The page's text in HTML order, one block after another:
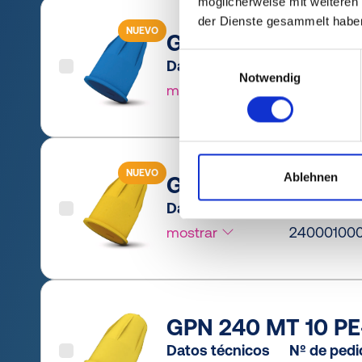
der Dienste gesammelt
Notwendig
Ablehnen
NUEVO GPN 240 MT 10
Datos técnicos
mostrar
NUEVO GPN 240 MT 10
Datos técnicos
mostrar
GPN 240 MT 10
Datos técnicos
Nº de